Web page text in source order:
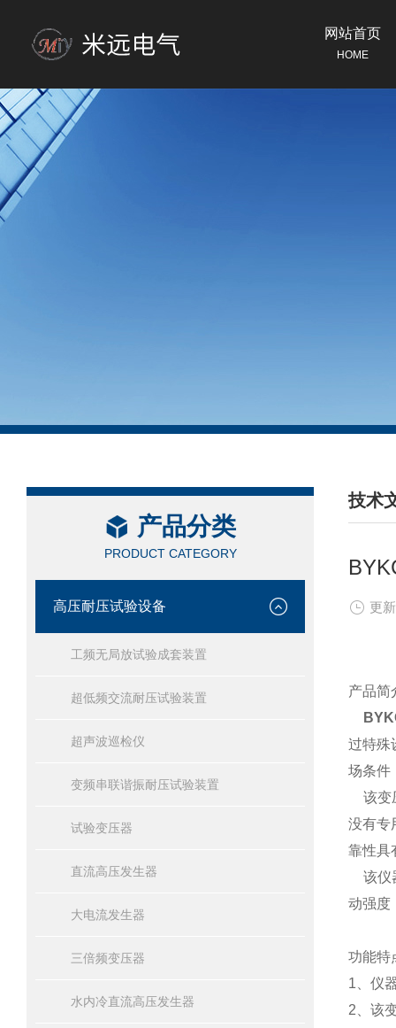
网站首页
HOME
产品分类
PRODUCT CATEGORY
高压耐压试验设备
工频无局放试验成套装置
超低频交流耐压试验装置
超声波巡检仪
变频串联谐振耐压试验装置
试验变压器
直流高压发生器
大电流发生器
三倍频变压器
水内冷直流高压发生器
技术
/
更
产品简
过特殊
场条件
该变
没有专
靠性具
该仪
动强度
功能特
1、仪
2、该